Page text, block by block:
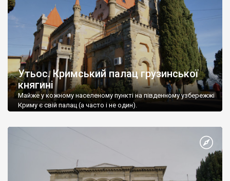
Утьос. Кримський палац грузинської
княгині
Майже у кожному населеному пункті на південному узбережжі
Криму є свій палац (а часто і не один).